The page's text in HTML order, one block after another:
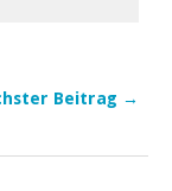
Beitrag →